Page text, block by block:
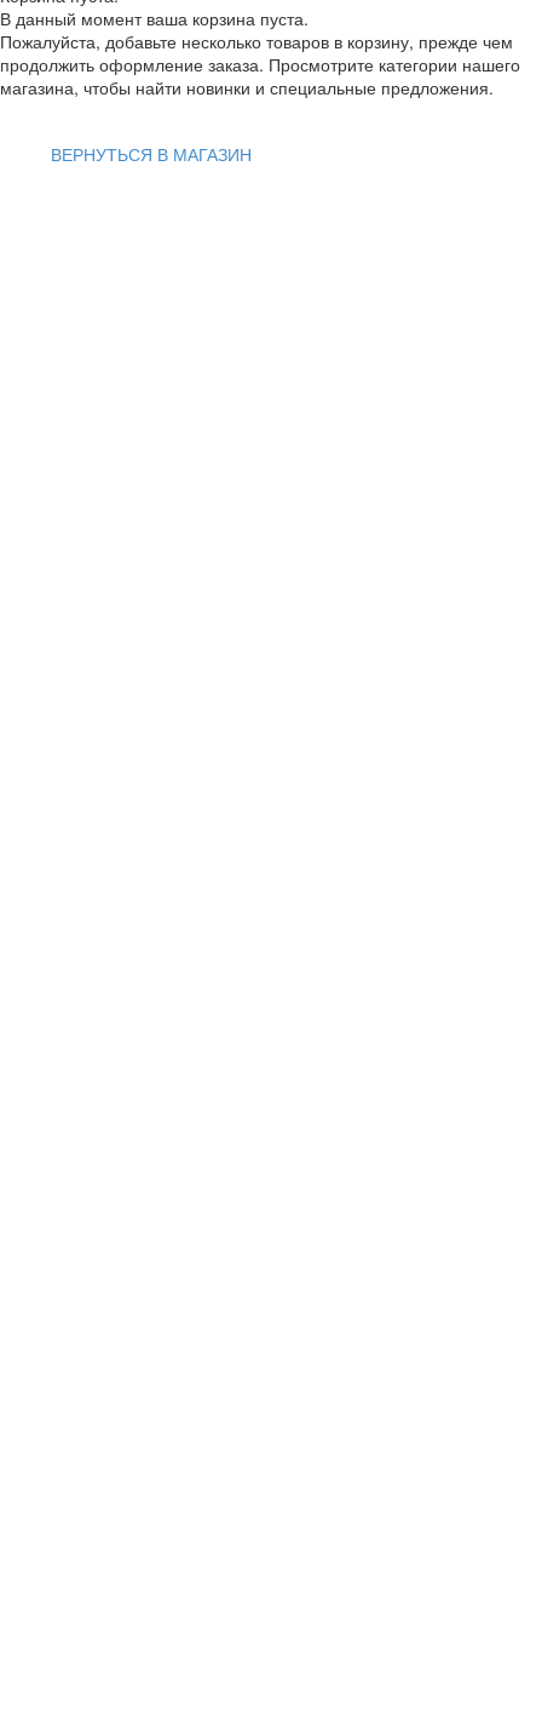
В данный момент ваша корзина пуста.
Пожалуйста, добавьте несколько товаров в корзину, прежде чем
продолжить оформление заказа. Просмотрите категории нашего
магазина, чтобы найти новинки и специальные предложения.
ВЕРНУТЬСЯ В МАГАЗИН